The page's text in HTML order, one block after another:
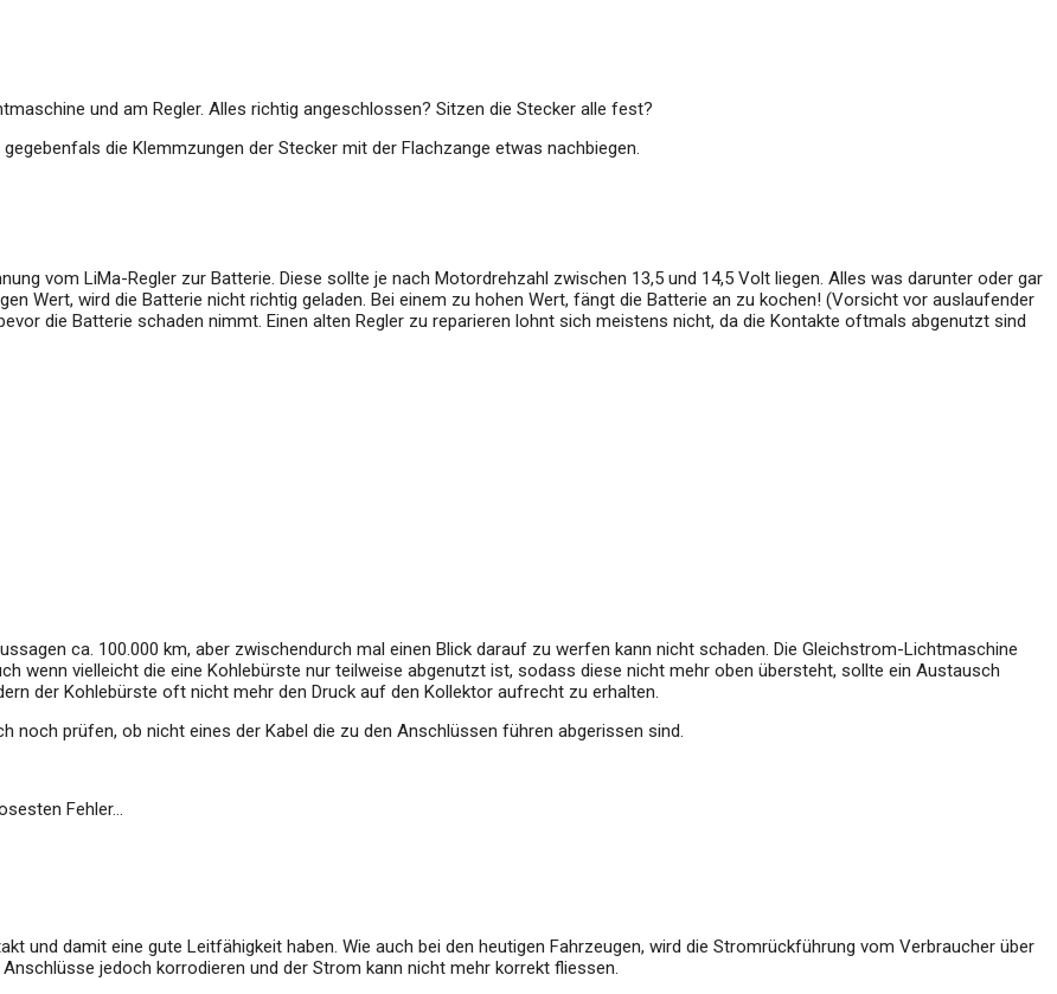
und am Regler. Alles richtig angeschlossen? Sitzen die Stecker alle fest?
die Klemmzungen der Stecker mit der Flachzange etwas nachbiegen.
vom LiMa-Regler zur Batterie. Diese sollte je nach Motordrehzahl zwischen 13,5 und 14,5 Volt liegen. Alles was darunter oder gar
Wert, wird die Batterie nicht richtig geladen. Bei einem zu hohen Wert, fängt die Batterie an zu kochen! (Vorsicht vor auslaufender
die Batterie schaden nimmt. Einen alten Regler zu reparieren lohnt sich meistens nicht, da die Kontakte oftmals abgenutzt sind
ca. 100.000 km, aber zwischendurch mal einen Blick darauf zu werfen kann nicht schaden. Die Gleichstrom-Lichtmaschine
wenn vielleicht die eine Kohlebürste nur teilweise abgenutzt ist, sodass diese nicht mehr oben übersteht, sollte ein Austausch
der Kohlebürste oft nicht mehr den Druck auf den Kollektor aufrecht zu erhalten.
noch prüfen, ob nicht eines der Kabel die zu den Anschlüssen führen abgerissen sind.
Fehler…
und damit eine gute Leitfähigkeit haben. Wie auch bei den heutigen Fahrzeugen, wird die Stromrückführung vom Verbraucher über
jedoch korrodieren und der Strom kann nicht mehr korrekt fliessen.